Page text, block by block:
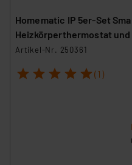
Homematic IP 5er-Set
Heizkörperthermostat
Artikel-Nr. 250361
1 2 3 4 5 (1)